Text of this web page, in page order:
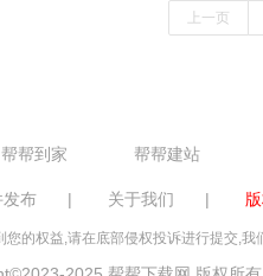
上一页
帮帮到家 帮帮建站
发布 | 关于我们 |
您的权益,请在底部侵权投诉进行提交,